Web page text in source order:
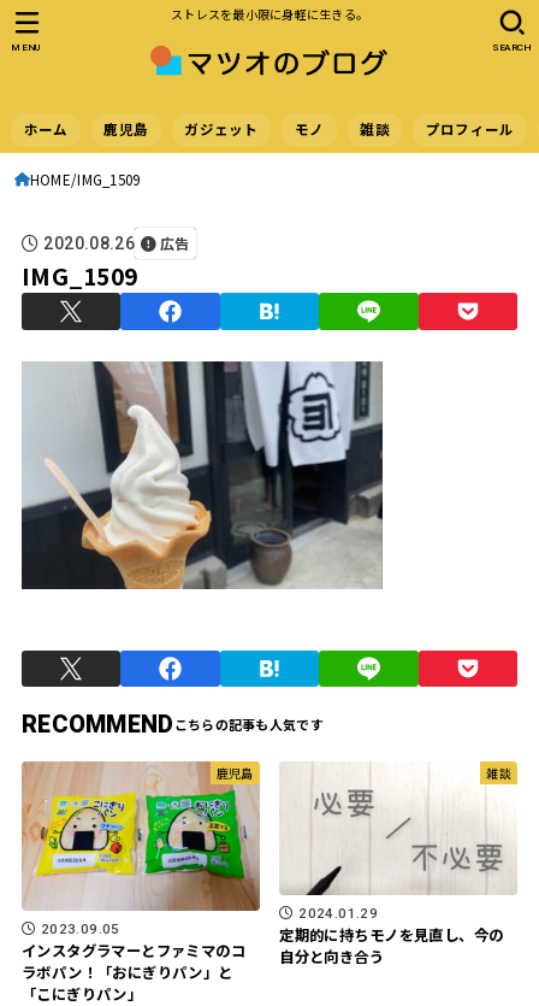
ストレスを最小限に身軽に生きる。
ホーム 鹿児島 ガジェット モノ 雑談 プロフィール
SEARCH
MENU
HOME IMG_1509
2020.08.26 広告
IMG_1509
RECOMMEND
鹿児島
2023.09.05
インスタグラマーとファミマのコ
ラボパン！「おにぎりパン」と
「こにぎりパン」
雑談
2024.01.29
定期的に持ちモノを見直し、今の
自分と向き合う